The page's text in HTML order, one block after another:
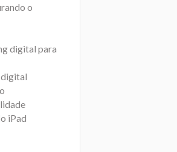
o
digital para
iPad